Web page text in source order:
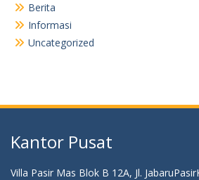
Berita
Informasi
Uncategorized
Kantor Pusat
Villa Pasir Mas Blok B 12A, Jl.